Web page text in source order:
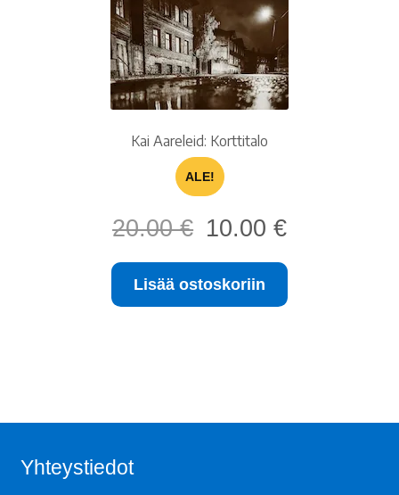
Kai Aareleid: Korttitalo
ALE!
20.00€
Alkuperäinen
hinta
oli:
20.00 €.
10.00 €Nykyinen
on:
Lisää ostoskoriin
Yhteystiedot